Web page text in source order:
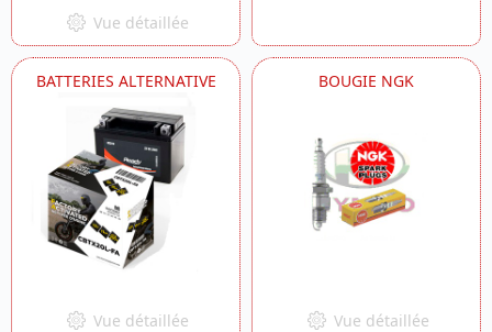
Vue détaillée
BATTERIES ALTERNATIVE
Vue détaillée
BOUGIE NGK
Vue détaillée